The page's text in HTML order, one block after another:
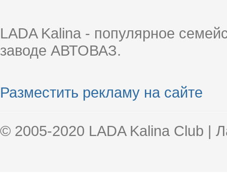
LADA Kalina - популярное
заводе АВТОВАЗ.
Разместить рекламу на сайте
© 2005-2020 LADA Kalina Club |